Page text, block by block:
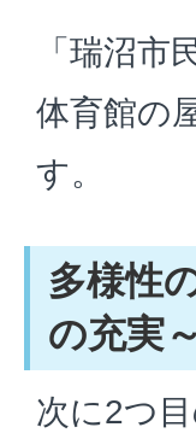
「瑞沼
体育館の
す。
多様性
の充実～
次に2つ